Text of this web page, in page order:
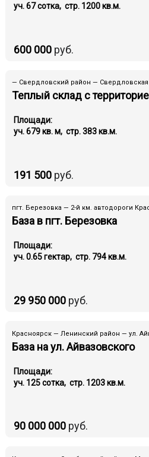
600 000руб.
уч. 67 cотка, стр. 1200 кв.м.
— Свердловский район — Свердловская
Теплый склад с
191 500руб.
Площади:
уч. 679 кв. м, стр. 383 кв.м.
База в пгт. Березовка
29 950 000руб.
Площади:
уч. 0.65 гектар, стр. 794 кв.м.
Красноярск — Ленинский район — ул.
База на ул. Айвазовского
90 000 000руб.
Площади:
уч. 125 cотка, стр. 1203 кв.м.